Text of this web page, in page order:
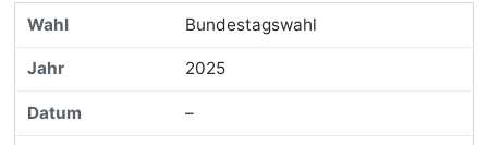
Bundestagswahl
2025
–